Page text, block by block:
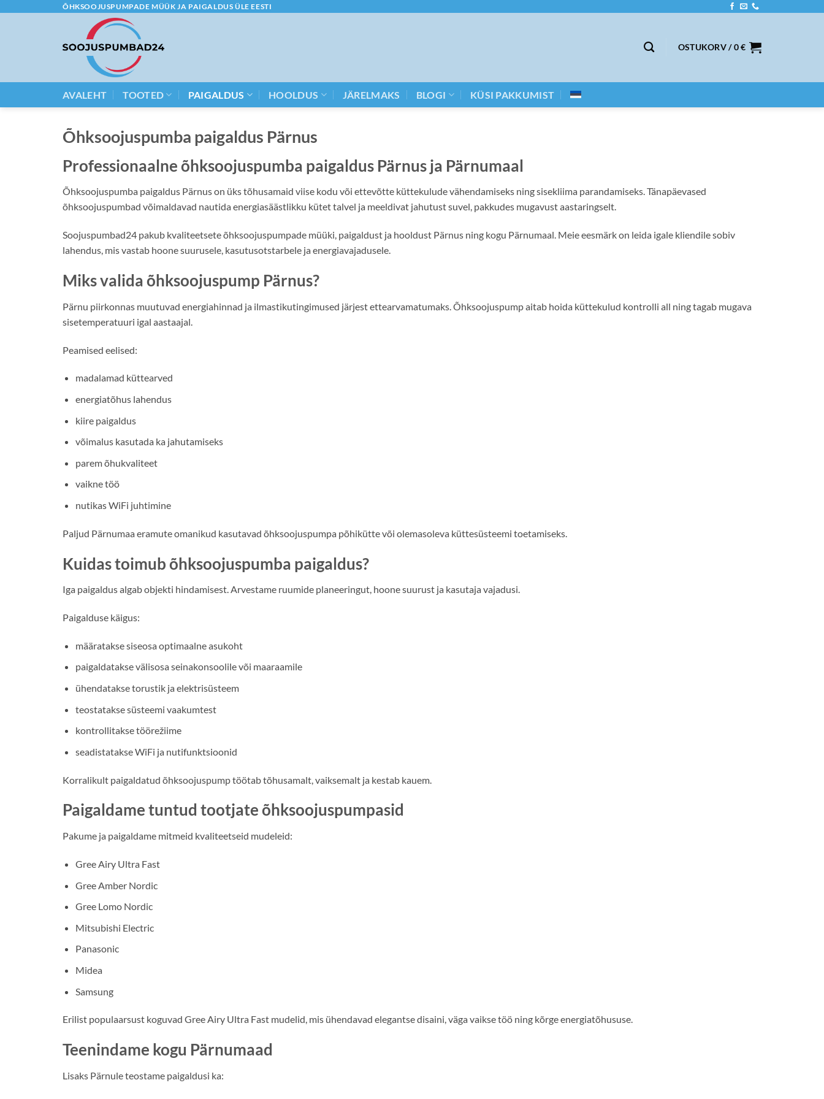
ÕHKSOOJUSPUMPADE MÜÜK JA PAIGALDUS ÜLE EESTI
OSTUKORV /0€
AVALEHT TOOTED PAIGALDUS HOOLDUS JÄRELMAKS BLOGI KÜSI PAKKUMIST
Õhksoojuspumba paigaldus Pärnus
Professionaalne õhksoojuspumba paigaldus Pärnus ja Pärnumaal
Õhksoojuspumba paigaldus Pärnus on üks tõhusamaid viise kodu või ettevõtte küttekulude vähendamiseks ning sisekliima parandamiseks. Tänapäevased
õhksoojuspumbad võimaldavad nautida energiasäästlikku kütet talvel ja meeldivat jahutust suvel, pakkudes mugavust aastaringselt.
Soojuspumbad24 pakub kvaliteetsete õhksoojuspumpade müüki, paigaldust ja hooldust Pärnus ning kogu Pärnumaal. Meie eesmärk on leida igale kliendile sobiv
lahendus, mis vastab hoone suurusele, kasutusotstarbele ja energiavajadusele.
Miks valida õhksoojuspump Pärnus?
Pärnu piirkonnas muutuvad energiahinnad ja ilmastikutingimused järjest ettearvamatumaks. Õhksoojuspump aitab hoida küttekulud kontrolli all ning tagab mugava
sisetemperatuuri igal aastaajal.
Peamised eelised:
madalamad küttearved
energiatõhus lahendus
kiire paigaldus
võimalus kasutada ka jahutamiseks
parem õhukvaliteet
vaikne töö
nutikas WiFi juhtimine
Paljud Pärnumaa eramute omanikud kasutavad õhksoojuspumpa põhikütte või olemasoleva küttesüsteemi toetamiseks.
Kuidas toimub õhksoojuspumba paigaldus?
Iga paigaldus algab objekti hindamisest. Arvestame ruumide planeeringut, hoone suurust ja kasutaja vajadusi.
Paigalduse käigus:
määratakse siseosa optimaalne asukoht
paigaldatakse välisosa seinakonsoolile või maaraamile
ühendatakse torustik ja elektrisüsteem
teostatakse süsteemi vaakumtest
kontrollitakse töörežiime
seadistatakse WiFi ja nutifunktsioonid
Korralikult paigaldatud õhksoojuspump töötab tõhusamalt, vaiksemalt ja kestab kauem.
Paigaldame tuntud tootjate õhksoojuspumpasid
Pakume ja paigaldame mitmeid kvaliteetseid mudeleid:
Gree Airy Ultra Fast
Gree Amber Nordic
Gree Lomo Nordic
Mitsubishi Electric
Panasonic
Midea
Samsung
Erilist populaarsust koguvad Gree Airy Ultra Fast mudelid, mis ühendavad elegantse disaini, väga vaikse töö ning kõrge energiatõhususe.
Teenindame kogu Pärnumaad
Lisaks Pärnule teostame paigaldusi ka: